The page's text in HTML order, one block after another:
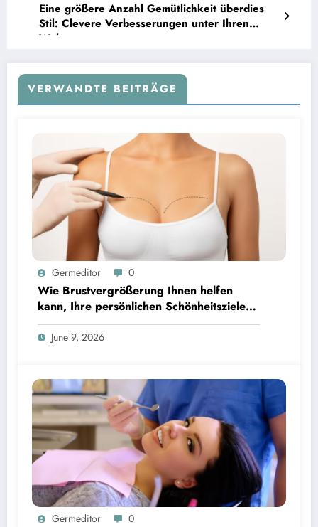
Eine größere Anzahl Gemütlichkeit überdies
Stil: Clevere Verbesserungen unter Ihren
Wohnraum
VERWANDTE BEITRÄGE
Germeditor 0
Wie Brustvergrößerung Ihnen helfen
kann, Ihre persönlichen Schönheitsziele
zu erreichen
June 9, 2026
Germeditor 0